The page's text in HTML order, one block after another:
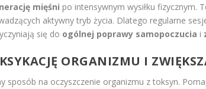
mięśni po intensywnym wysiłku fizycznym.
aktywny tryb życia. Dlatego regularne
się do ogólnej poprawy samopoczucia i
ORGANIZMU I
sposób na oczyszczenie organizmu z toksyn.